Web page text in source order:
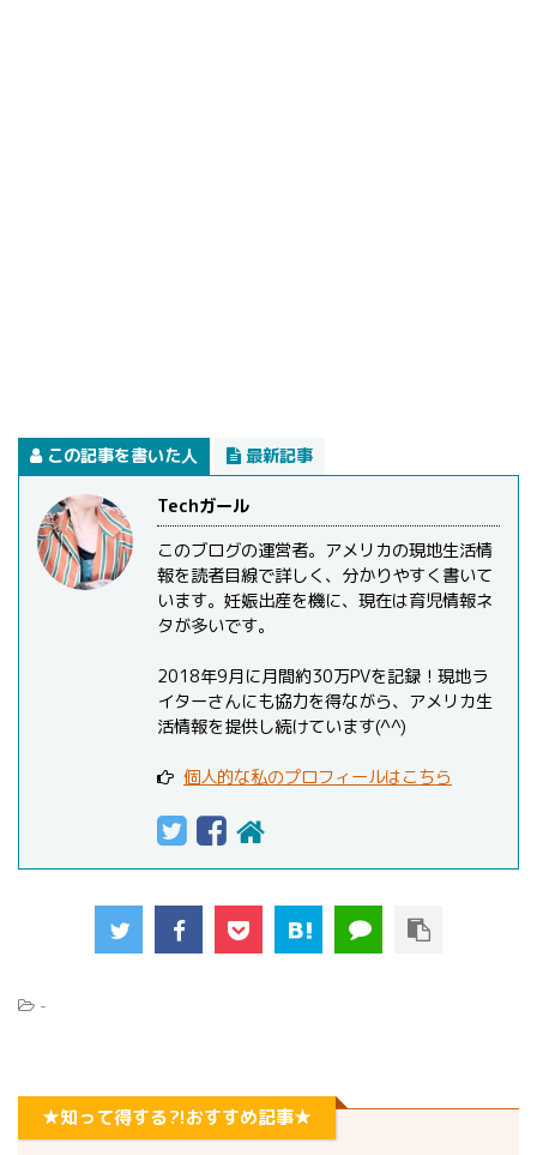
この記事を書いた人 最新記事
Techガール
このブログの運営者。アメリカの現地生活情
報を読者目線で詳しく、分かりやすく書いて
います。妊娠出産を機に、現在は育児情報ネ
タが多いです。
2018年9月に月間約30万PVを記録！現地ラ
イターさんにも協力を得ながら、アメリカ生
活情報を提供し続けています(^^)
個人的な私のプロフィールはこちら
-
★知って得する?!おすすめ記事★